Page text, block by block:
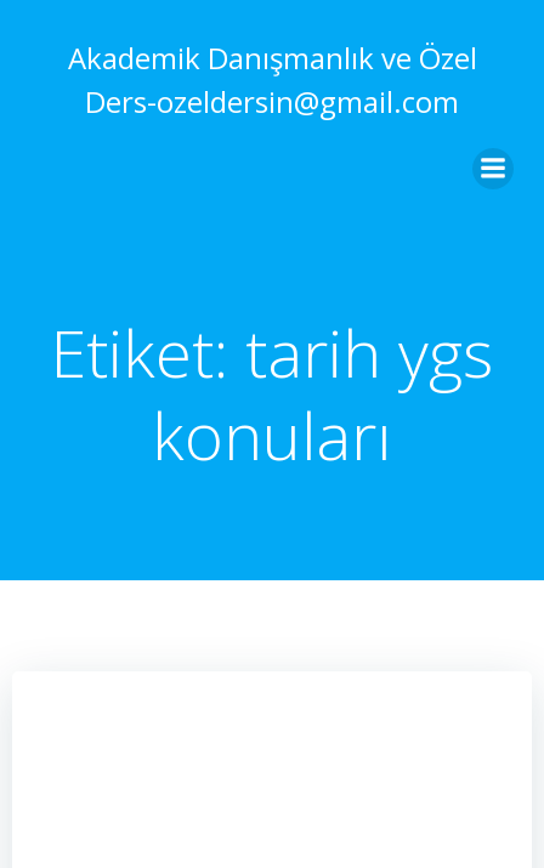
Akademik Danışmanlık ve Özel
Ders-ozeldersin@gmail.com
Etiket: tarih ygs
konuları